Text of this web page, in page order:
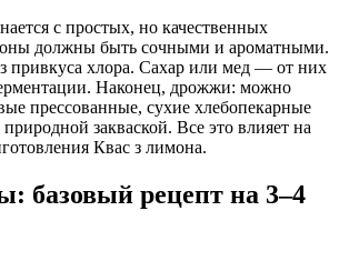
с простых, но качественных
должны быть сочными и ароматными.
привкуса хлора. Сахар или мед — от них
Наконец, дрожжи: можно
прессованные, сухие хлебопекарные
закваской. Все это влияет на
Квас з лимона.
базовый рецепт на 3–4